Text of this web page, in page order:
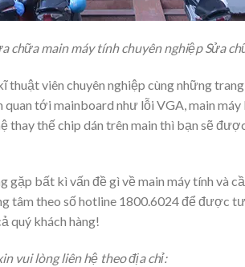
chữa main máy tính chuyên nghiệp Sửa
thuật viên chuyên nghiệp cùng những
quan tới mainboard như lỗi VGA, main
thay thế chip dán trên main thì bạn sẽ
gặp bất kì vấn đề gì về main máy tính và
tâm theo số hotline 1800.6024 để được
quý khách hàng!
vui lòng liên hệ theo địa chỉ: